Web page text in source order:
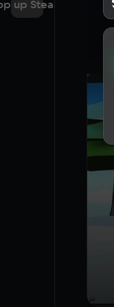
up Steam